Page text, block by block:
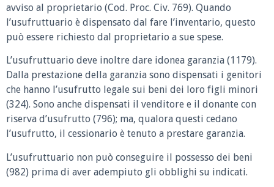
avviso al proprietario (Cod. Proc. Civ. 769). Quando
l’usufruttuario è dispensato dal fare l’inventario, questo
può essere richiesto dal proprietario a sue spese.
L’usufruttuario deve inoltre dare idonea garanzia (1179).
Dalla prestazione della garanzia sono dispensati i genitori
che hanno l’usufrutto legale sui beni dei loro figli minori
(324). Sono anche dispensati il venditore e il donante con
riserva d’usufrutto (796); ma, qualora questi cedano
l’usufrutto, il cessionario è tenuto a prestare garanzia.
L’usufruttuario non può conseguire il possesso dei beni
(982) prima di aver adempiuto gli obblighi su indicati.